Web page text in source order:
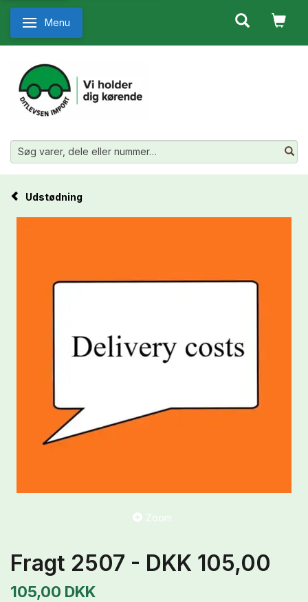
Skifte navigation
Menu
Udstødning
Zoom
Fragt 2507 - DKK 105,00
105,00 DKK